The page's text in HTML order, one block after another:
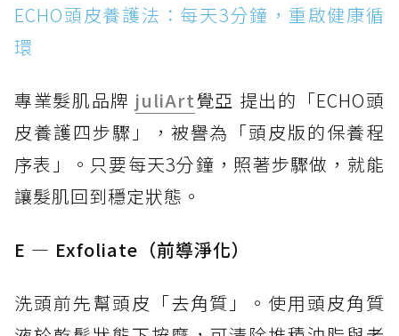
ECHO頭皮養護法：每天3分鐘，重啟健康循
環
專業髮肌品牌 juliArt覺亞 提出的「ECHO頭
皮養護四步驟」，被譽為「頭皮版的保養程
序表」。只要每天3分鐘，照著步驟做，就能
讓髮肌回到穩定狀態。
E — Exfoliate（前導淨化）
洗頭前先幫頭皮「去角質」。使用頭皮角質